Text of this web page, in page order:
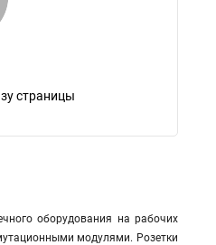
страницы
оборудования на рабочих
модулями. Розетки